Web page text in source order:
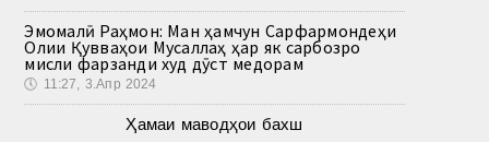
Эмомалӣ Раҳмон: Ман ҳамчун Сарфармондеҳи
Олии Қувваҳои Мусаллаҳ ҳар як сарбозро
мисли фарзанди худ дӯст медорам
🕔 11:27, 3.Апр 2024
Ҳамаи маводҳои бахш